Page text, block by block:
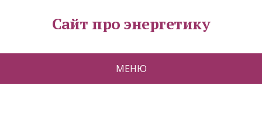
Сайт про энергетику
МЕНЮ